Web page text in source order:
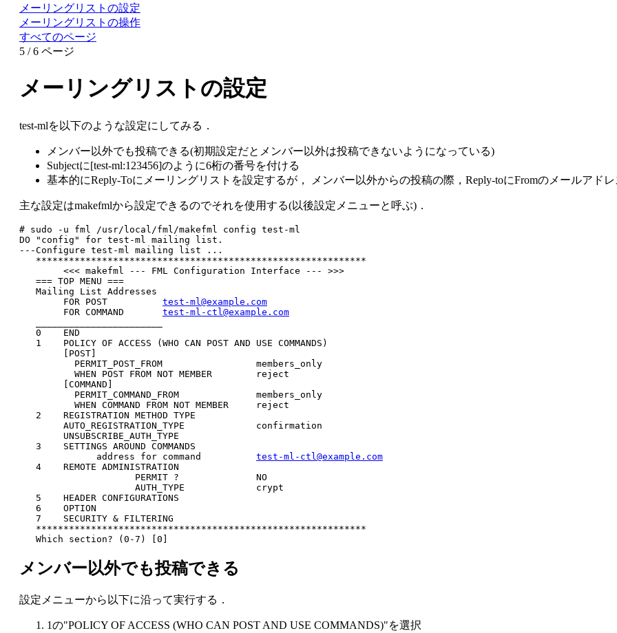
メーリングリストの設定
メーリングリストの操作
すべてのページ
5 / 6 ページ
メーリングリストの設定
test-mlを以下のような設定にしてみる．
メンバー以外でも投稿できる(初期設定だとメンバー以外は投稿できないようになっている)
Subjectに[test-ml:123456]のように6桁の番号を付ける
基本的にReply-Toにメーリングリストを設定するが， メンバー以外からの投稿の際，Reply-toにFromのメールアド
主な設定はmakefmlから設定できるのでそれを使用する(以後設定メニューと呼ぶ)．
# sudo -u fml /usr/local/fml/makefml config test-ml
DO "config" for test-ml mailing list.
---Configure test-ml mailing list ...
   ************************************************************
        <<< makefml --- FML Configuration Interface --- >>>
   === TOP MENU ===
   Mailing List Addresses
        FOR POST
test-ml@example.com
        FOR COMMAND
test-ml-ctl@example.com
   0    END
   1    POLICY OF ACCESS (WHO CAN POST AND USE COMMANDS)
        [POST]
          PERMIT_POST_FROM                 members_only
          WHEN POST FROM NOT MEMBER        reject
        [COMMAND]
          PERMIT_COMMAND_FROM              members_only
          WHEN COMMAND FROM NOT MEMBER     reject
   2    REGISTRATION METHOD TYPE
        AUTO_REGISTRATION_TYPE             confirmation
        UNSUBSCRIBE_AUTH_TYPE
   3    SETTINGS AROUND COMMANDS
              address for command
test-ml-ctl@example.com
   4    REMOTE ADMINISTRATION
                     PERMIT ?              NO
                     AUTH_TYPE             crypt
   5    HEADER CONFIGURATIONS
   6    OPTION
   7    SECURITY & FILTERING
   ************************************************************
   Which section? (0-7) [0]
メンバー以外でも投稿できる
設定メニューから以下に沿って実行する．
1の"POLICY OF ACCESS (WHO CAN POST AND USE COMMANDS)"を選択